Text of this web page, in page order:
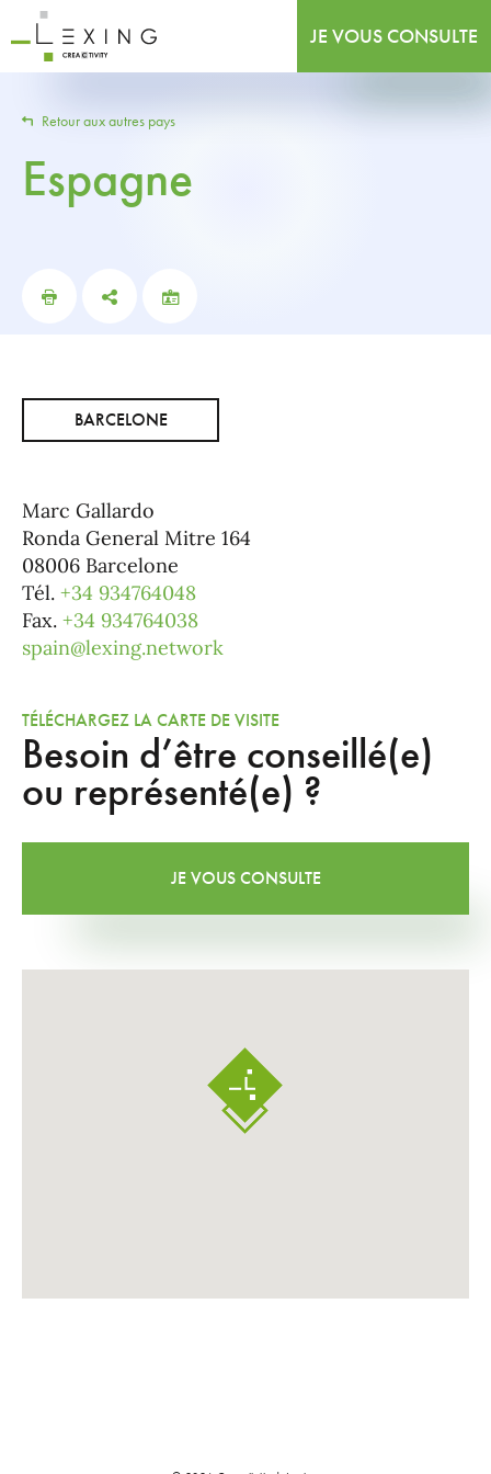
JE VOUS CONSULTE
Retour aux autres pays
Espagne
Besoin d’être conseillé(e)
ou représenté(e) ?
JE VOUS CONSULTE
BARCELONE
Marc Gallardo
Ronda General Mitre 164
08006 Barcelone
Tél. +34 934764048
Fax. +34 934764038
spain@lexing.network
TÉLÉCHARGEZ LA CARTE DE VISITE